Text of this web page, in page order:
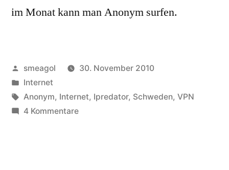
im Monat kann man Anonym surfen.
Veröffentlicht
von
smeagol
30. November 2010
Veröffentlicht
unter
Internet
Schlagwörter:
Anonym, Internet, Ipredator, Schweden, VPN
4 Kommentarezu